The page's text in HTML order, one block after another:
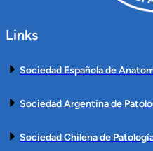
Links
Sociedad Española de
Sociedad Argentina de
Sociedad Chilena de